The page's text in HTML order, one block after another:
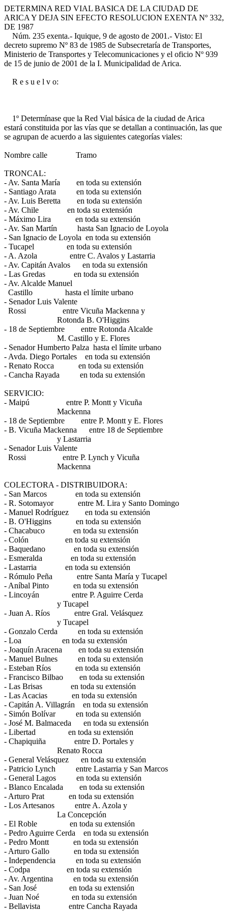
DETERMINA RED VIAL BASICA DE LA CIUDAD DE
ARICA Y DEJA SIN EFECTO RESOLUCION EXENTA Nº 332,
DE 1987
Núm. 235 exenta.- Iquique, 9 de agosto de 2001.- Visto: El
decreto supremo Nº 83 de 1985 de Subsecretaría de Transportes,
Ministerio de Transportes y Telecomunicaciones y el oficio Nº 939
de 15 de junio de 2001 de la I. Municipalidad de Arica.
R e s u e l v o:
1º Determínase que la Red Vial básica de la ciudad de Arica
estará constituida por las vías que se detallan a continuación, las que
se agrupan de acuerdo a las siguientes categorías viales:
Nombre calle Tramo
TRONCAL:
- Av. Santa María en toda su extensión
- Santiago Arata en toda su extensión
- Av. Luis Beretta en toda su extensión
- Av. Chile en toda su extensión
- Máximo Lira en toda su extensión
- Av. San Martín hasta San Ignacio de Loyola
- San Ignacio de Loyola en toda su extensión
- Tucapel en toda su extensión
- A. Azola entre C. Avalos y Lastarria
- Av. Capitán Avalos en toda su extensión
- Las Gredas en toda su extensión
- Av. Alcalde Manuel
Castillo hasta el límite urbano
- Senador Luis Valente
Rossi entre Vicuña Mackenna y
Rotonda B. O'Higgins
- 18 de Septiembre entre Rotonda Alcalde
M. Castillo y E. Flores
- Senador Humberto Palza hasta el límite urbano
- Avda. Diego Portales en toda su extensión
- Renato Rocca en toda su extensión
- Cancha Rayada en toda su extensión
SERVICIO:
- Maipú entre P. Montt y Vicuña
Mackenna
- 18 de Septiembre entre P. Montt y E. Flores
- B. Vicuña Mackenna entre 18 de Septiembre
y Lastarria
- Senador Luis Valente
Rossi entre P. Lynch y Vicuña
Mackenna
COLECTORA - DISTRIBUIDORA:
- San Marcos en toda su extensión
- R. Sotomayor entre M. Lira y Santo Domingo
- Manuel Rodríguez en toda su extensión
- B. O'Higgins en toda su extensión
- Chacabuco en toda su extensión
- Colón en toda su extensión
- Baquedano en toda su extensión
- Esmeralda en toda su extensión
- Lastarria en toda su extensión
- Rómulo Peña entre Santa María y Tucapel
- Aníbal Pinto en toda su extensión
- Lincoyán entre P. Aguirre Cerda
y Tucapel
- Juan A. Ríos entre Gral. Velásquez
y Tucapel
- Gonzalo Cerda en toda su extensión
- Loa en toda su extensión
- Joaquín Aracena en toda su extensión
- Manuel Bulnes en toda su extensión
- Esteban Ríos en toda su extensión
- Francisco Bilbao en toda su extensión
- Las Brisas en toda su extensión
- Las Acacias en toda su extensión
- Capitán A. Villagrán en toda su extensión
- Simón Bolívar en toda su extensión
- José M. Balmaceda en toda su extensión
- Libertad en toda su extensión
- Chapiquiña entre D. Portales y
Renato Rocca
- General Velásquez en toda su extensión
- Patricio Lynch entre Lastarria y San Marcos
- General Lagos en toda su extensión
- Blanco Encalada en toda su extensión
- Arturo Prat en toda su extensión
- Los Artesanos entre A. Azola y
La Concepción
- El Roble en toda su extensión
- Pedro Aguirre Cerda en toda su extensión
- Pedro Montt en toda su extensión
- Arturo Gallo en toda su extensión
- Independencia en toda su extensión
- Codpa en toda su extensión
- Av. Argentina en toda su extensión
- San José en toda su extensión
- Juan Noé en toda su extensión
- Bellavista entre Cancha Rayada